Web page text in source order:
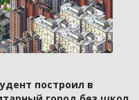
построил в